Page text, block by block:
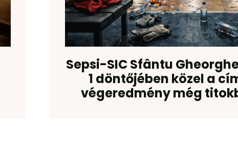
Sepsi-SIC Sfântu
1 döntőjében közel a
végeredmény még